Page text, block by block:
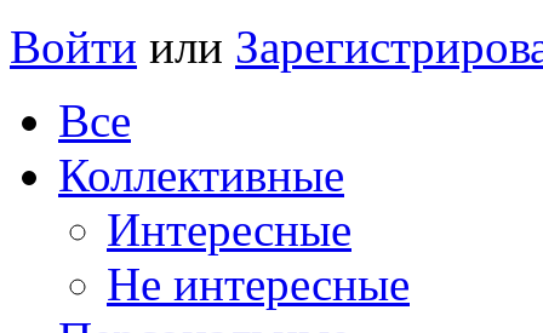
Войти или
Все
Коллективные
Интересные
Не интересные